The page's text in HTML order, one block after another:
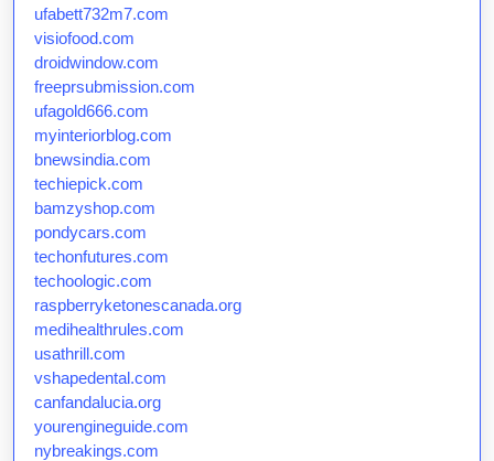
ufabett732m7.com
visiofood.com
droidwindow.com
freeprsubmission.com
ufagold666.com
myinteriorblog.com
bnewsindia.com
techiepick.com
bamzyshop.com
pondycars.com
techonfutures.com
techoologic.com
raspberryketonescanada.org
medihealthrules.com
usathrill.com
vshapedental.com
canfandalucia.org
yourengineguide.com
nybreakings.com